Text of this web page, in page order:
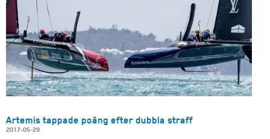
Artemis tappade poäng efter dubbla straff
2017-05-29